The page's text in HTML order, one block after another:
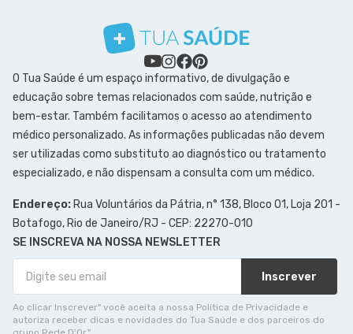
O Tua Saúde é um espaço informativo, de divulgação e
educação sobre temas relacionados com saúde, nutrição e
bem-estar. Também facilitamos o acesso ao atendimento
médico personalizado. As informações publicadas não devem
ser utilizadas como substituto ao diagnóstico ou tratamento
especializado, e não dispensam a consulta com um médico.
Endereço: Rua Voluntários da Pátria, n° 138, Bloco 01, Loja 201 -
Botafogo, Rio de Janeiro/RJ - CEP: 22270-010
SE INSCREVA NA NOSSA NEWSLETTER
Inscrever
Ao clicar Inscrever" você aceita a nossa Política de Privacidade e
autoriza receber dicas e novidades do Tua Saúde e dos parceiros do